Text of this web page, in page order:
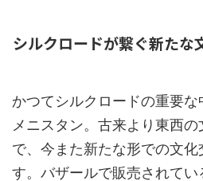
シルクロードが繋ぐ新たな
かつてシルクロードの重要
メニスタン。古来より東西
で、今また新たな形での文化
す。バザールで販売されて